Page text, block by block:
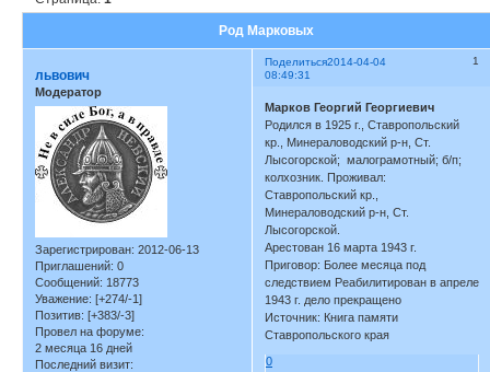
Род Марковых
Поделиться 1
2014-04-04
08:49:31
львович
Модератор
Зарегистрирован: 2012-06-13
Приглашений: 0
Сообщений: 18773
Уважение: [+274/-1]
Позитив: [+383/-3]
Провел на форуме:
2 месяца 16 дней
Последний визит:
Марков Георгий Георгиевич
Родился в 1925 г., Ставропольский
кр., Минераловодский р-н, Ст.
Лысогорской; малограмотный; б/п;
колхозник. Проживал:
Ставропольский кр.,
Минераловодский р-н, Ст.
Лысогорской.
Арестован 16 марта 1943 г.
Приговор: Более месяца под
следствием Реабилитирован в апреле
1943 г. дело прекращено
Источник: Книга памяти
Ставропольского края
0